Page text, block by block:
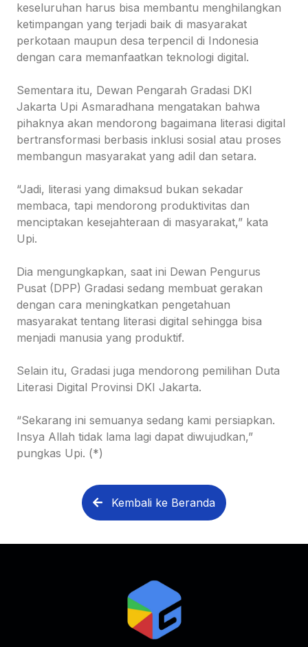
keseluruhan harus bisa membantu menghilangkan
ketimpangan yang terjadi baik di masyarakat
perkotaan maupun desa terpencil di Indonesia
dengan cara memanfaatkan teknologi digital.
Sementara itu, Dewan Pengarah Gradasi DKI
Jakarta Upi Asmaradhana mengatakan bahwa
pihaknya akan mendorong bagaimana literasi digital
bertransformasi berbasis inklusi sosial atau proses
membangun masyarakat yang adil dan setara.
“Jadi, literasi yang dimaksud bukan sekadar
membaca, tapi mendorong produktivitas dan
menciptakan kesejahteraan di masyarakat,” kata
Upi.
Dia mengungkapkan, saat ini Dewan Pengurus
Pusat (DPP) Gradasi sedang membuat gerakan
dengan cara meningkatkan pengetahuan
masyarakat tentang literasi digital sehingga bisa
menjadi manusia yang produktif.
Selain itu, Gradasi juga mendorong pemilihan Duta
Literasi Digital Provinsi DKI Jakarta.
“Sekarang ini semuanya sedang kami persiapkan.
Insya Allah tidak lama lagi dapat diwujudkan,”
pungkas Upi. (*)
Kembali ke Beranda